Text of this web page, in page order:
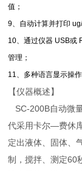
值；
9、自动计算并打印
10、通过仪器 USB或
管理；
11、多种语言显示操
【仪器概述】
SC-200B自动微
代采用卡尔—费休
定出液体、固体、
制，搅拌、测定60